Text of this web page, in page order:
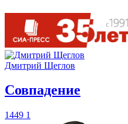
Дмитрий Щеглов
​Совпадение
1449 1